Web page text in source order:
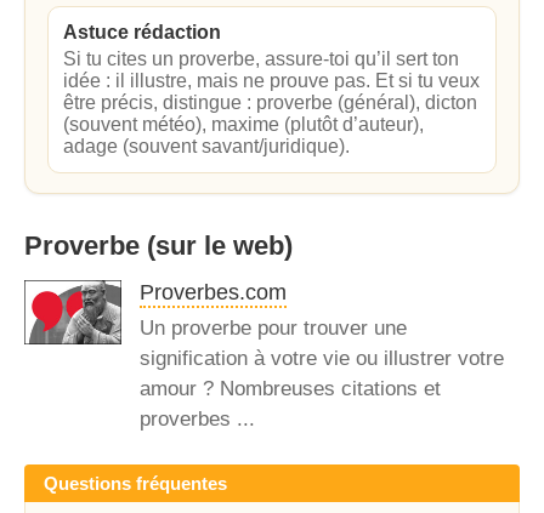
Astuce rédaction
Si tu cites un proverbe, assure-toi qu’il sert ton
idée : il illustre, mais ne prouve pas. Et si tu veux
être précis, distingue : proverbe (général), dicton
(souvent météo), maxime (plutôt d’auteur),
adage (souvent savant/juridique).
Proverbe (sur le web)
Proverbes.com
Un proverbe pour trouver une
signification à votre vie ou illustrer votre
amour ? Nombreuses citations et
proverbes ...
Questions fréquentes